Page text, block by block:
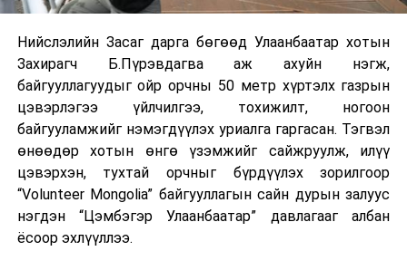
Нийслэлийн Засаг дарга бөгөөд Улаанбаатар хотын
Захирагч Б.Пүрэвдагва аж ахуйн нэгж,
байгууллагуудыг ойр орчны 50 метр хүртэлх газрын
цэвэрлэгээ үйлчилгээ, тохижилт, ногоон
байгууламжийг нэмэгдүүлэх уриалга гаргасан. Тэгвэл
өнөөдөр хотын өнгө үзэмжийг сайжруулж, илүү
цэвэрхэн, тухтай орчныг бүрдүүлэх зорилгоор
“Volunteer Mongolia” байгууллагын сайн дурын залуус
нэгдэн “Цэмбэгэр Улаанбаатар” давлагааг албан
ёсоор эхлүүллээ.